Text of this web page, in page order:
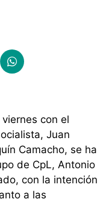
con el
Juan
Camacho, se ha
de CpL, Antonio
con la intención
a las